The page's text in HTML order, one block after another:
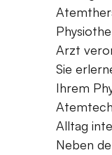
Arzt
Sie
Ihrem
Alltag
Neben